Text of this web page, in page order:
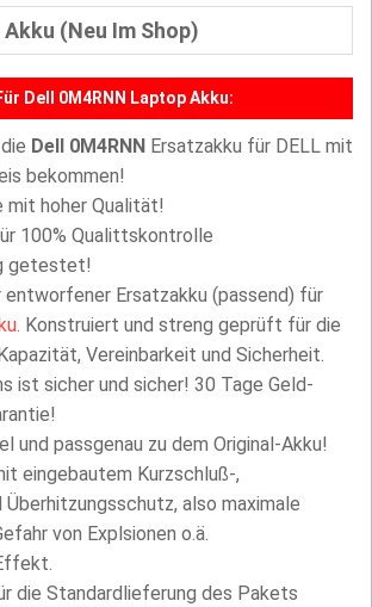
(Neu Im Shop)
Dell 0M4RNN Laptop Akku:
Dell 0M4RNN Ersatzakku für DELL mit
bekommen!
mit hoher Qualität!
100% Qualittskontrolle
getestet!
Ersatzakku (passend) für
. Konstruiert und streng geprüft für die
Vereinbarkeit und Sicherheit.
ist sicher und sicher! 30 Tage Geld-
und passgenau zu dem Original-Akku!
eingebautem Kurzschluß-,
Überhitzungsschutz, also maximale
von Explsionen o.ä.
die Standardlieferung des Pakets